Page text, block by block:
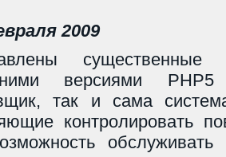
2009
существенные
версиями
так и сама
контролировать